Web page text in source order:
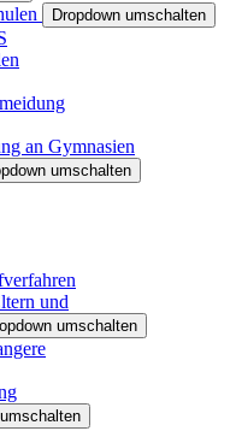
Dropdown umschalten
an Gymnasien
umschalten
und
umschalten